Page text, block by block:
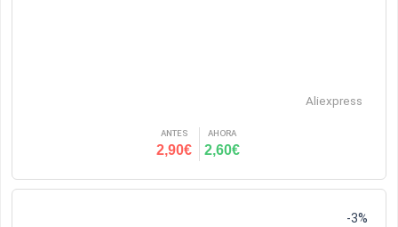
Aliexpress
ANTES
2,90€
AHORA
2,60€
-3%